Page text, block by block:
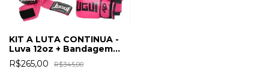
KIT A LUTA CONTINUA -
Luva 12oz + Bandagem
Algodão + Mini
Higienizador + Camiseta
R$265,00 R$345,00